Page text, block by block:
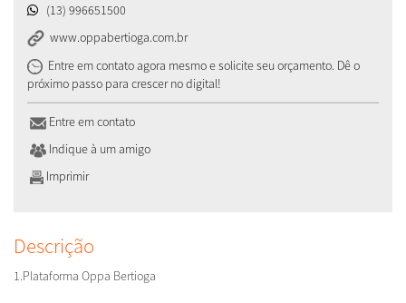
(13) 996651500
www.oppabertioga.com.br
Entre em contato agora mesmo e solicite seu orçamento. Dê o
próximo passo para crescer no digital!
Entre em contato
Indique à um amigo
Imprimir
Descrição
1.Plataforma Oppa Bertioga